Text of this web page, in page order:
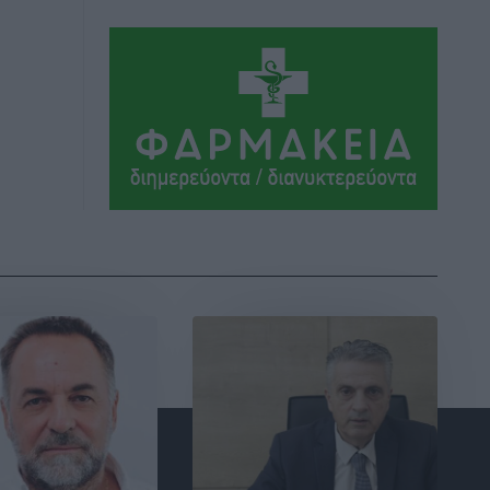
Πρωταθλήματος Κ20 στα σωματεία
πριν 6 ώρες
Ευρωπαϊκό Πρωτάθλημα Στίβου: Πότε
αγωνίζονται η Μαγκούλια, η
Σπανουδάκη και ο Κριτούλης
καλύτερη φουρνιά των τελευταίων
Διαγόρας: Ανανέωσε ο Μιχάλης
πριν 6 ώρες